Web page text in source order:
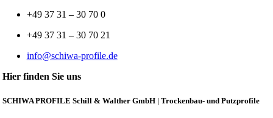
+49 37 31 – 30 70 0
+49 37 31 – 30 70 21
info@schiwa-profile.de
Hier finden Sie uns
SCHIWA PROFILE Schill & Walther GmbH | Trockenbau- und Putzprofile